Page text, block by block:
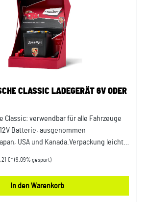
CLASSIC LADEGERÄT 6V ODER
Classic: verwendbar für alle Fahrzeuge
Batterie, ausgenommen
USA und Kanada.Verpackung leichte
ohne Mängel! Details: Original
und schonend, um die Lebensdauer
durch: AVP
€* (9.09% gespart)
In den Warenkorb